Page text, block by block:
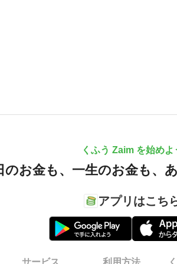
くふう Zaim を始めよ
のお金も、 一生のお金も、
アプリはこち
サービス 利用方法